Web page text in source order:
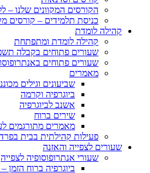
הקורסים המקוונים שלנו –
כניסת תלמידים – קורסים
קהילה לומדת
קהילה לומדת ומתפתחת
שעורים פתוחים בקבלה
שעורים פתוחים
מאמרים
שביעונים וגילים
ביוגרפיה וקרמה
אשנב לביוגרפיה
שירים ברוח
מאמרים מתורגמים
פעילות קהילתית בבית
שעורים לצפייה והאזנה
שעורי אנתרופוסופיה לצפייה
ביוגרפיה ברוח הזמן –